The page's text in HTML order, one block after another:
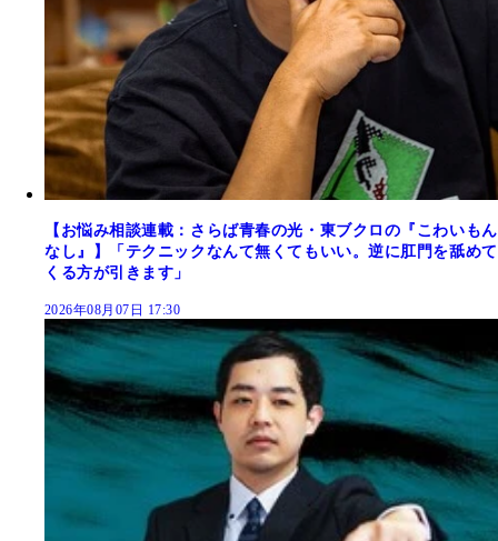
【お悩み相談連載：さらば青春の光・東ブクロの『こわいもん
なし』】「テクニックなんて無くてもいい。逆に肛門を舐めて
くる方が引きます」
2026年08月07日 17:30